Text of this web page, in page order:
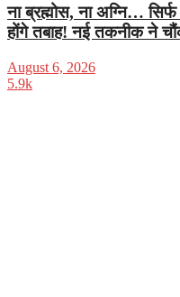
ना ब्रह्मोस, ना अग्नि…
होंगे तबाह! नई तकनीक ने
August 6, 2026
5.9k